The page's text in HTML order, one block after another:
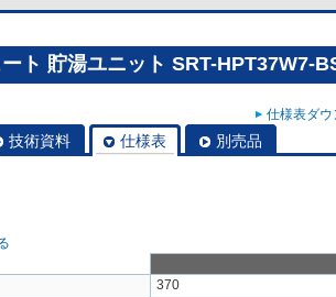
ト 貯湯ユニット SRT-HPT37W7-
仕様表ダ
技術資料 仕様表 別売品
370